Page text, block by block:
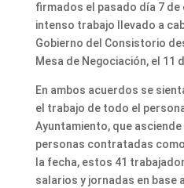
firmados el pasado día 7
intenso trabajo llevado a
Gobierno del Consistorio
Mesa de Negociación, el 11
En ambos acuerdos se
el trabajo de todo el
Ayuntamiento, que asciende
personas contratadas
la fecha, estos 41
salarios y jornadas en base